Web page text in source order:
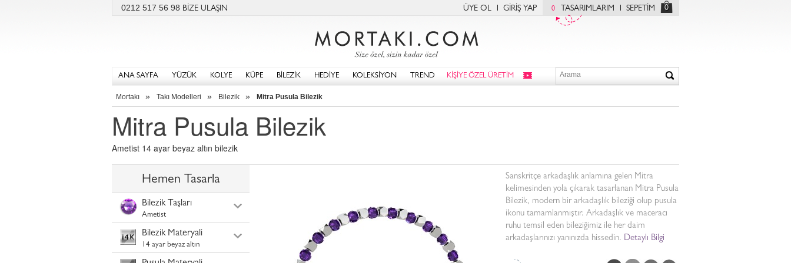
0212 517 56 98 BİZE ULAŞIN ÜYE OL GİRİŞ YAP 0 TASARIMLARIM SEPETİM 0
ANA SAYFA YÜZÜK KOLYE KÜPE BİLEZİK HEDİYE KOLEKSİYON TREND KİŞİYE ÖZEL ÜRETİM
Mortakı » Takı Modelleri » Bilezik » Mitra Pusula Bilezik
Mitra Pusula Bilezik
Ametist 14 ayar beyaz altın bilezik
Hemen Tasarla
Bilezik Taşları
Ametist
Bilezik Materyali
14 ayar beyaz altın
Sanskritçe arkadaşlık anlamına gelen Mitra
kelimesinden yola çıkarak tasarlanan Mitra Pusula
Bilezik, modern bir arkadaşlık bileziği olup pusula
ikonu tamamlanmıştır. Arkadaşlık ve maceracı
ruhu temsil eden bileziğimiz ile her daim
arkadaşlarınızı yanınızda hissedin. Detaylı Bilgi